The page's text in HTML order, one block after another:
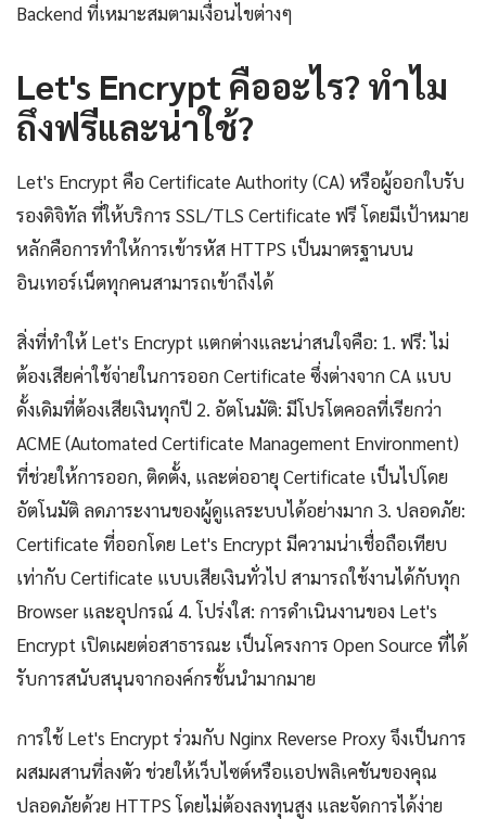
Backend ที่เหมาะสมตามเงื่อนไขต่างๆ
Let's Encrypt คืออะไร? ทำไม
ถึงฟรีและน่าใช้?
Let's Encrypt คือ Certificate Authority (CA) หรือผู้ออกใบรับ
รองดิจิทัล ที่ให้บริการ SSL/TLS Certificate ฟรี โดยมีเป้าหมาย
หลักคือการทำให้การเข้ารหัส HTTPS เป็นมาตรฐานบน
อินเทอร์เน็ตทุกคนสามารถเข้าถึงได้
สิ่งที่ทำให้ Let's Encrypt แตกต่างและน่าสนใจคือ: 1. ฟรี: ไม่
ต้องเสียค่าใช้จ่ายในการออก Certificate ซึ่งต่างจาก CA แบบ
ดั้งเดิมที่ต้องเสียเงินทุกปี 2. อัตโนมัติ: มีโปรโตคอลที่เรียกว่า
ACME (Automated Certificate Management Environment)
ที่ช่วยให้การออก, ติดตั้ง, และต่ออายุ Certificate เป็นไปโดย
อัตโนมัติ ลดภาระงานของผู้ดูแลระบบได้อย่างมาก 3. ปลอดภัย:
Certificate ที่ออกโดย Let's Encrypt มีความน่าเชื่อถือเทียบ
เท่ากับ Certificate แบบเสียเงินทั่วไป สามารถใช้งานได้กับทุก
Browser และอุปกรณ์ 4. โปร่งใส: การดำเนินงานของ Let's
Encrypt เปิดเผยต่อสาธารณะ เป็นโครงการ Open Source ที่ได้
รับการสนับสนุนจากองค์กรชั้นนำมากมาย
การใช้ Let's Encrypt ร่วมกับ Nginx Reverse Proxy จึงเป็นการ
ผสมผสานที่ลงตัว ช่วยให้เว็บไซต์หรือแอปพลิเคชันของคุณ
ปลอดภัยด้วย HTTPS โดยไม่ต้องลงทุนสูง และจัดการได้ง่าย